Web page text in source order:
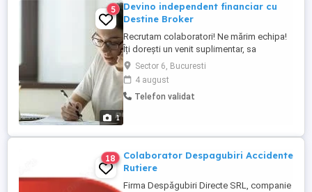
1
5
Devino independent financiar cu
Destine Broker
Recrutam colaboratori! Ne mărim echipa!
Îți dorești un venit suplimentar, sa
intermediezi asigurări de orice fel sau sa
rezervi vacante? Te așteptam în echipa
noastra. Sa fii broker în asigurari
înseamnă să lucrezi de unde vrei, când
Sector 6, Bucuresti
4 august
Telefon validat
18
Colaborator Despagubiri Accidente
Rutiere
Firma Despăgubiri Directe SRL, companie